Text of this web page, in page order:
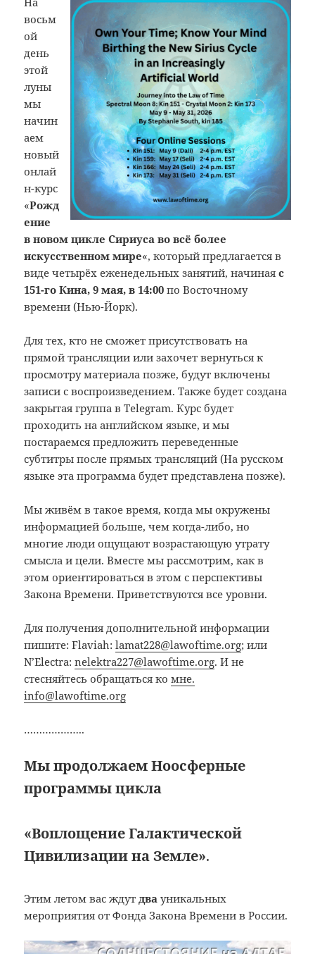
восьм
ой
день
этой
луны
мы
начин
аем
новый
онлай
н-курс
«Рожд
ение
в новом цикле Сириуса во всё более
искусственном мире«, который предлагается в
виде четырёх еженедельных занятий, начинаяс
151-го Кина, 9 мая, в 14:00по Восточному
времени (Нью-Йорк).
Для тех, кто не сможет присутствовать на
прямой трансляции или захочет вернуться к
просмотру материала позже, будут включены
записи с воспроизведением. Также будет создана
закрытая группа в Telegram. Курс будет
проходить на английском языке, и мы
постараемся предложить переведенные
субтитры после прямых трансляций (На русском
языке эта программа будет представлена позже).
Мы живём в такое время, когда мы окружены
информацией больше, чем когда-либо, но
многие люди ощущают возрастающую утрату
смысла и цели. Вместе мы рассмотрим, как в
этом ориентироваться в этом с перспективы
Закона Времени. Приветствуются все уровни.
Для получения дополнительной информации
пишите: Flaviah:lamat228@lawoftime.org; или
N’Electra:nelektra227@lawoftime.org. И не
стесняйтесь обращаться комне.
info@lawoftime.org
………………..
Мы продолжаем Ноосферные
программы цикла
«Воплощение Галактической
Цивилизации на Земле».
Этим летом вас ждут двауникальных
мероприятия от Фонда Закона Времени в России.